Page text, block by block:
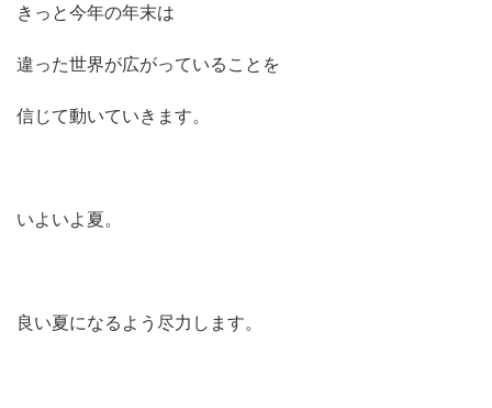
きっと今年の年末は
違った世界が広がっていることを
信じて動いていきます。
いよいよ夏。
良い夏になるよう尽力します。